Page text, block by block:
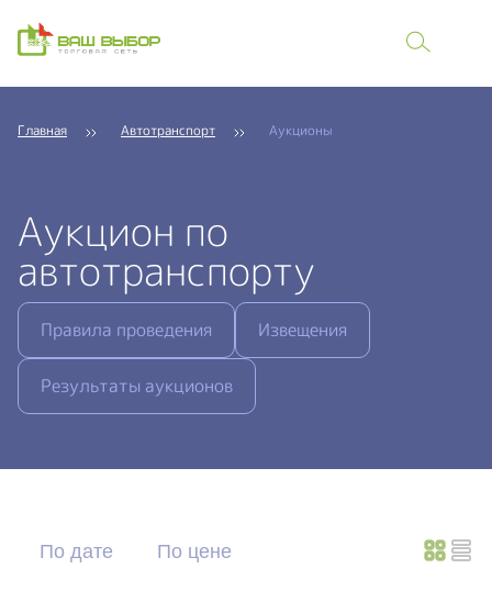
Главная Автотранспорт Аукционы
Аукцион по
автотранспорту
Правила проведения Извещения
Результаты аукционов
По дате По цене